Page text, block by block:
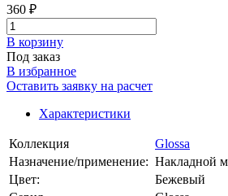
360 ₽
В корзинy
Под заказ
В избранное
Оставить заявку на расчет
Характеристики
Коллекция
Glossa
Назначение/применение: Накладной
Цвет:
Бежевый